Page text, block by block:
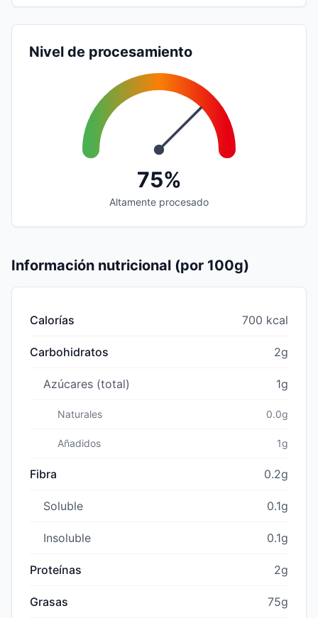
Nivel de procesamiento
75%
Altamente procesado
Información nutricional (por 100g)
Calorías 700 kcal
Carbohidratos 2g
Azúcares (total) 1g
Naturales 0.0g
Añadidos 1g
Fibra 0.2g
Soluble 0.1g
Insoluble 0.1g
Proteínas 2g
Grasas 75g